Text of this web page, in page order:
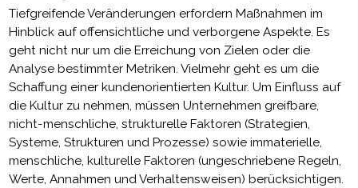
Tiefgreifende Veränderungen erfordern Maßnahmen im
Hinblick auf offensichtliche und verborgene Aspekte. Es
geht nicht nur um die Erreichung von Zielen oder die
Analyse bestimmter Metriken. Vielmehr geht es um die
Schaffung einer kundenorientierten Kultur. Um Einfluss auf
die Kultur zu nehmen, müssen Unternehmen greifbare,
nicht-menschliche, strukturelle Faktoren (Strategien,
Systeme, Strukturen und Prozesse) sowie immaterielle,
menschliche, kulturelle Faktoren (ungeschriebene Regeln,
Werte, Annahmen und Verhaltensweisen) berücksichtigen.